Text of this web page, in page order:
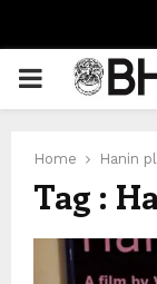
PRIMARY
Home Hanin
Tag :